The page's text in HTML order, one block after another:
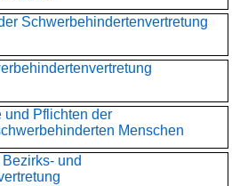
Schwerbehindertenvertretung
und Pflichten der
Menschen
und